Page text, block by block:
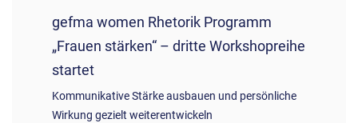
gefma women Rhetorik Programm
„Frauen stärken“ – dritte Workshopreihe
startet
Kommunikative Stärke ausbauen und persönliche
Wirkung gezielt weiterentwickeln